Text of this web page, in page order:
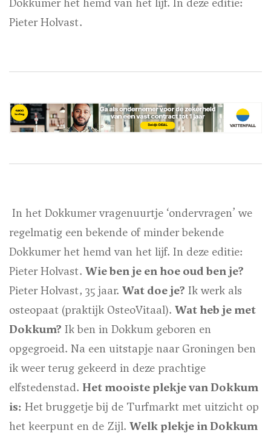
Pieter Holvast.
In het Dokkumer vragenuurtje ‘ondervragen’ we
regelmatig een bekende of minder bekende
Dokkumer het hemd van het lijf. In deze editie:
Pieter Holvast. Wie ben je en hoe oud ben je?
Pieter Holvast, 35 jaar. Wat doe je? Ik werk als
osteopaat (praktijk OsteoVitaal). Wat heb je met
Dokkum? Ik ben in Dokkum geboren en
opgegroeid. Na een uitstapje naar Groningen ben
ik weer terug gekeerd in deze prachtige
elfstedenstad. Het mooiste plekje van Dokkum
is: Het bruggetje bij de Turfmarkt met uitzicht op
het keerpunt en de Zijl. Welk plekje in Dokkum